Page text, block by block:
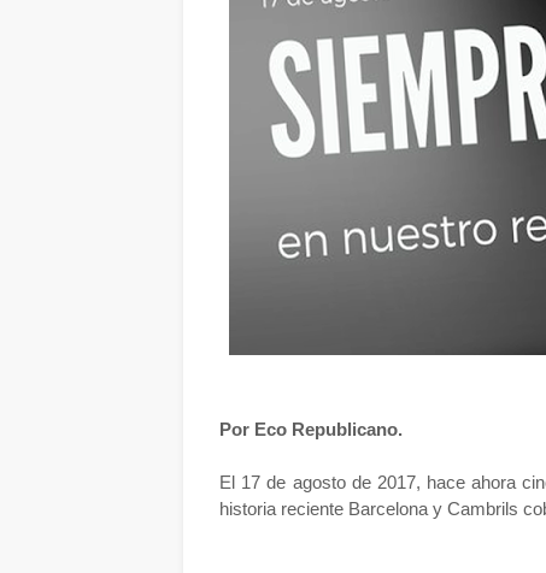
Por Eco Republicano.
El 17 de agosto de 2017, hace ahora
historia reciente Barcelona y Cambrils